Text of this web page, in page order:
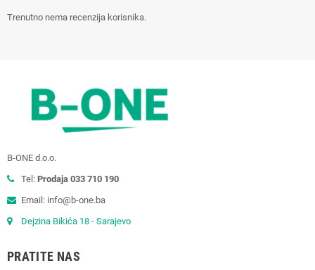
Trenutno nema recenzija korisnika.
B-ONE d.o.o.
Tel: Prodaja 033 710 190
Email: info@b-one.ba
Dejzina Bikića 18 - Sarajevo
PRATITE NAS